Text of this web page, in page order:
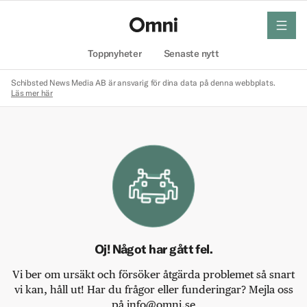
Toppnyheter Senaste nytt
meny
Schibsted News Media AB är ansvarig för dina data på denna webbplats.
Läs mer här
Oj! Något har gått fel.
Vi ber om ursäkt och försöker åtgärda problemet så snart
vi kan, håll ut! Har du frågor eller funderingar? Mejla oss